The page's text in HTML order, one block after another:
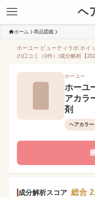
ヘ
ホーム 商品図鑑
ホーユー ビューティラボ ホイ
の口コミ（0件）/成分解析【
ホーユー
ホーユ
アカラ
剤
ヘアカラー
成分解析スコア 総合